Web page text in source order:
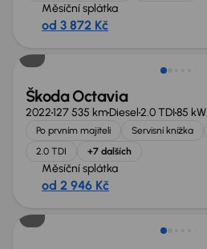
Měsíční splátka
od 3 872 Kč
Extra sleva 18 500 Kč
Škoda Octavia
2022127 535 kmDiesel2.0 TDI85 kW
Po prvním majiteli Servisní knížka
2.0 TDI
+7 dalších
Měsíční splátka
od 2 946 Kč
Zlevněno o 10 000 Kč